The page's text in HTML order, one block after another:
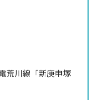
荒川線「新庚申塚